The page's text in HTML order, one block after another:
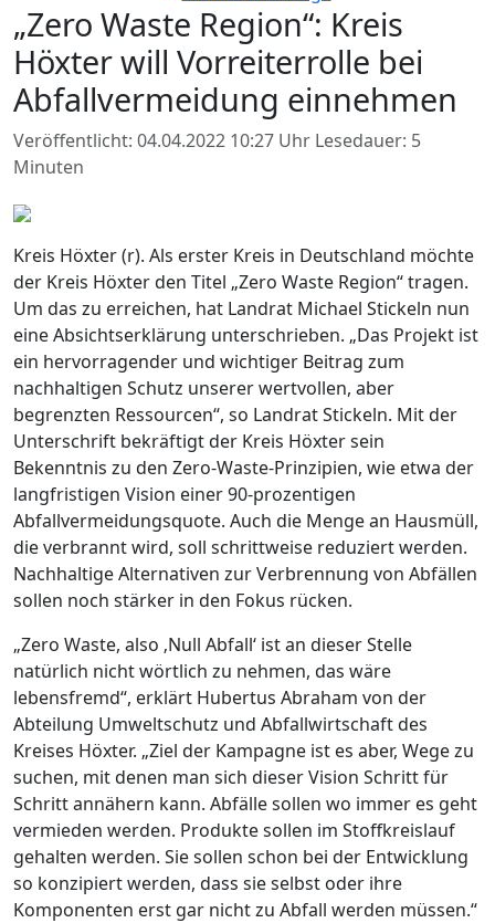
„Zero Waste Region“: Kreis
Höxter will Vorreiterrolle bei
Abfallvermeidung einnehmen
Veröffentlicht: 04.04.2022 10:27 Uhr Lesedauer: 5
Minuten
Kreis Höxter (r). Als erster Kreis in Deutschland möchte
der Kreis Höxter den Titel „Zero Waste Region“ tragen.
Um das zu erreichen, hat Landrat Michael Stickeln nun
eine Absichtserklärung unterschrieben. „Das Projekt ist
ein hervorragender und wichtiger Beitrag zum
nachhaltigen Schutz unserer wertvollen, aber
begrenzten Ressourcen“, so Landrat Stickeln. Mit der
Unterschrift bekräftigt der Kreis Höxter sein
Bekenntnis zu den Zero-Waste-Prinzipien, wie etwa der
langfristigen Vision einer 90-prozentigen
Abfallvermeidungsquote. Auch die Menge an Hausmüll,
die verbrannt wird, soll schrittweise reduziert werden.
Nachhaltige Alternativen zur Verbrennung von Abfällen
sollen noch stärker in den Fokus rücken.
„Zero Waste, also ‚Null Abfall‘ ist an dieser Stelle
natürlich nicht wörtlich zu nehmen, das wäre
lebensfremd“, erklärt Hubertus Abraham von der
Abteilung Umweltschutz und Abfallwirtschaft des
Kreises Höxter. „Ziel der Kampagne ist es aber, Wege zu
suchen, mit denen man sich dieser Vision Schritt für
Schritt annähern kann. Abfälle sollen wo immer es geht
vermieden werden. Produkte sollen im Stoffkreislauf
gehalten werden. Sie sollen schon bei der Entwicklung
so konzipiert werden, dass sie selbst oder ihre
Komponenten erst gar nicht zu Abfall werden müssen.“